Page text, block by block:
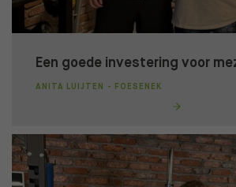
Een goede investering voor
ANITA LUIJTEN - FOESENEK